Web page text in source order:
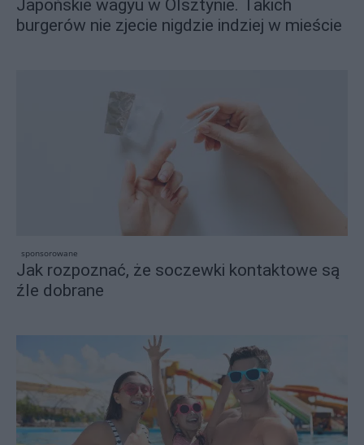
Japońskie wagyu w Olsztynie. Takich
burgerów nie zjecie nigdzie indziej w mieście
sponsorowane
Jak rozpoznać, że soczewki kontaktowe są
źle dobrane